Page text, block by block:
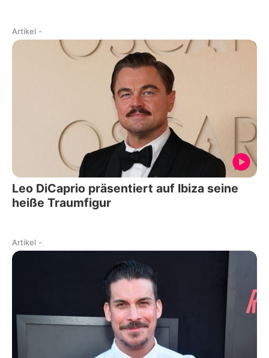
Artikel -
Leo DiCaprio präsentiert auf Ibiza seine
heiße Traumfigur
Artikel -